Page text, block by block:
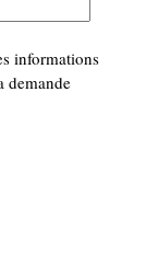
informations
demande